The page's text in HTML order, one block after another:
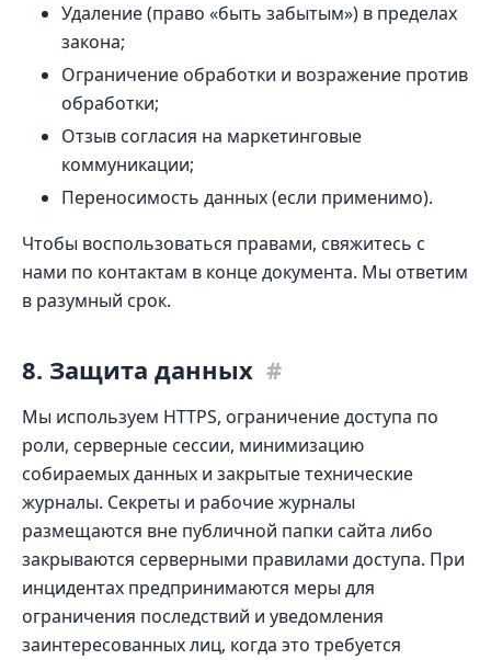
Удаление (право «быть забытым») в пределах
закона;
Ограничение обработки и возражение против
обработки;
Отзыв согласия на маркетинговые
коммуникации;
Переносимость данных (если применимо).
Чтобы воспользоваться правами, свяжитесь с
нами по контактам в конце документа. Мы ответим
в разумный срок.
8. Защита данных #
Мы используем HTTPS, ограничение доступа по
роли, серверные сессии, минимизацию
собираемых данных и закрытые технические
журналы. Секреты и рабочие журналы
размещаются вне публичной папки сайта либо
закрываются серверными правилами доступа. При
инцидентах предпринимаются меры для
ограничения последствий и уведомления
заинтересованных лиц, когда это требуется